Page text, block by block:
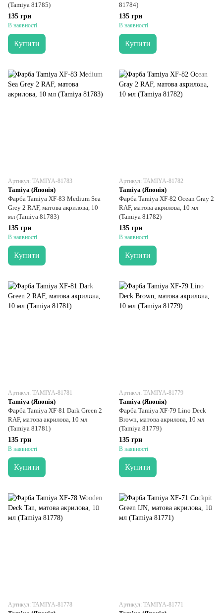
(Tamiya 81785)
135 грн
В наявності
Купити
81784)
135 грн
В наявності
Купити
Артикул: TAMIYA-81783
Tamiya (Японія)
Фарба Tamiya XF-83 Medium Sea
Grey 2 RAF, матова акрилова, 10
мл (Tamiya 81783)
135 грн
В наявності
Купити
Артикул: TAMIYA-81782
Tamiya (Японія)
Фарба Tamiya XF-82 Ocean Gray 2
RAF, матова акрилова, 10 мл
(Tamiya 81782)
135 грн
В наявності
Купити
Артикул: TAMIYA-81781
Tamiya (Японія)
Фарба Tamiya XF-81 Dark Green 2
RAF, матова акрилова, 10 мл
(Tamiya 81781)
135 грн
В наявності
Купити
Артикул: TAMIYA-81779
Tamiya (Японія)
Фарба Tamiya XF-79 Lino Deck
Brown, матова акрилова, 10 мл
(Tamiya 81779)
135 грн
В наявності
Купити
Артикул: TAMIYA-81778 Артикул: TAMIYA-81771